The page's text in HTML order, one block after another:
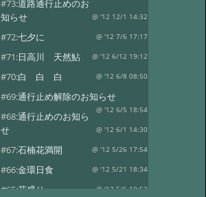
#73:道路通行止めのお
知らせ
@ '12 12/1 14:32
#72:七夕に @ '12 7/6 17:17
#71:日高川 天然鮎 @ '12 6/12 19:12
#70:白 白 白 @ '12 6/8 08:50
#69:通行止め解除のお知らせ
@ '12 6/5 18:54
#68:通行止めのお知ら
せ
@ '12 6/1 14:30
#67:石楠花満開 @ '12 5/26 17:54
#66:金環日食 @ '12 5/21 18:34
#65:花盛り @ '12 5/6 19:52